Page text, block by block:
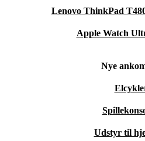
Lenovo ThinkPad
Apple Watch
Nye
Udstyr til